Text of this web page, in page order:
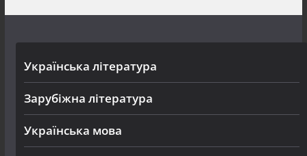
Українська література
Зарубіжна література
Українська мова